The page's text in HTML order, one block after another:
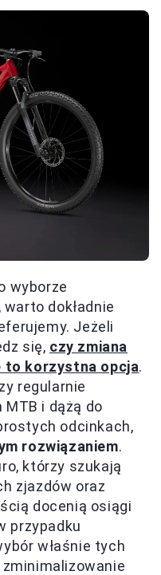
wyborze
dokładnie
Jeżeli
się, czy zmiana
to korzystna opcja.
regularnie
i dążą do
odcinkach,
rozwiązaniem.
którzy szukają
zjazdów oraz
docenią osiągi
przypadku
właśnie tych